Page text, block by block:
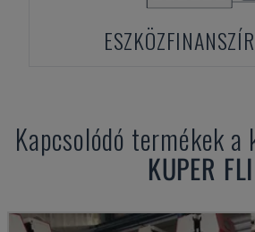
Kapcsolódó termékek a
KUPER FLI